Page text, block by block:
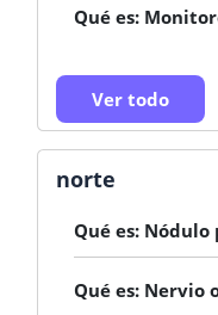
Qué es:
Ver todo
norte
Qué es:
Qué es: Nervio